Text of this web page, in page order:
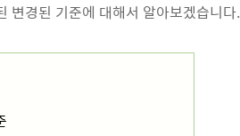
경된 기준에 대해서 알아보겠습니다.